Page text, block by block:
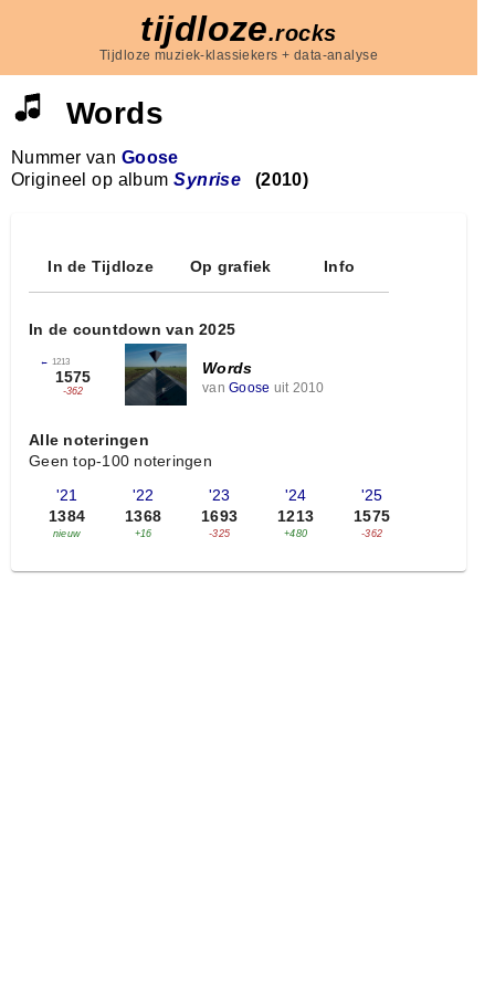
tijdloze.rocks
Tijdloze muziek-klassiekers + data-analyse
Words
Nummer van Goose
Origineel op albumSynrise (2010)
In de Tijdloze Op grafiek Info
In de countdown van 2025
← 1213
1575
-362
Words
van Goose uit 2010
Alle noteringen
Geen top-100 noteringen
'21
1384
nieuw
'22
1368
+16
'23
1693
-325
'24
1213
+480
'25
1575
-362